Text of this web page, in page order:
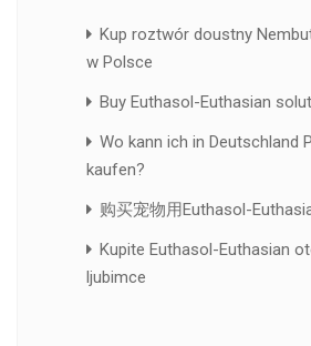
Kup roztwór doustny
w Polsce
Buy Euthasol-Euthasian
Wo kann ich in Deutschland
kaufen?
购买宠物用Euthasol-
Kupite Euthasol-Euthasian
ljubimce